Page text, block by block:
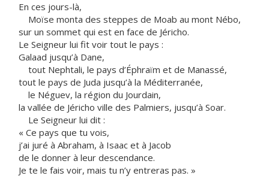
En ces jours-là,
Moïse monta des steppes de Moab au mont Nébo,
sur un sommet qui est en face de Jéricho.
Le Seigneur lui fit voir tout le pays :
Galaad jusqu’à Dane,
tout Nephtali, le pays d’Éphraïm et de Manassé,
tout le pays de Juda jusqu’à la Méditerranée,
le Néguev, la région du Jourdain,
la vallée de Jéricho ville des Palmiers, jusqu’à Soar.
Le Seigneur lui dit :
« Ce pays que tu vois,
j’ai juré à Abraham, à Isaac et à Jacob
de le donner à leur descendance.
Je te le fais voir, mais tu n’y entreras pas. »